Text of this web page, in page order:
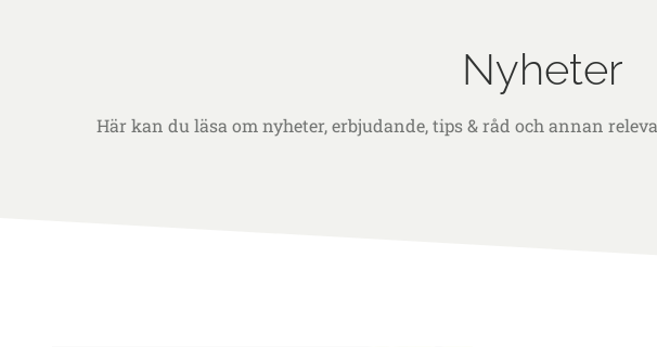
Nyheter
Här kan du läsa om nyheter, erbjudande, tips & råd och annan